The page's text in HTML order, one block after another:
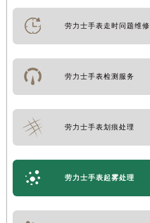
劳力士手表走时问题维修
劳力士手表检测服务
劳力士手表划痕处理
劳力士手表起雾处理